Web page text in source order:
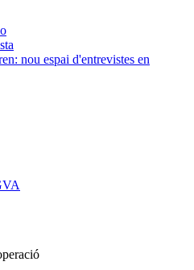
nou espai d'entrevistes en